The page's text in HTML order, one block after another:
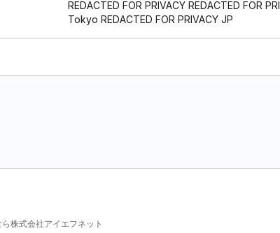
REDACTED FOR PRIVACY REDACTED FOR
Tokyo REDACTED FOR PRIVACY JP
株式会社アイエフネット